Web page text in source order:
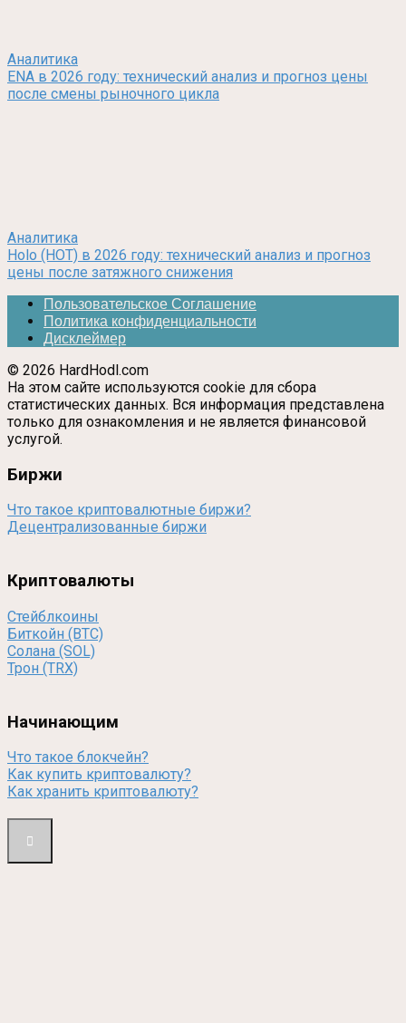
Аналитика
ENA в 2026 году: технический анализ и прогноз цены
после смены рыночного цикла
Аналитика
Holo (HOT) в 2026 году: технический анализ и прогноз
цены после затяжного снижения
Пользовательское Соглашение
Политика конфиденциальности
Дисклеймер
© 2026 HardHodl.com
На этом сайте используются cookie для сбора
статистических данных. Вся информация представлена
только для ознакомления и не является финансовой
услугой.
Биржи
Что такое криптовалютные биржи?
Децентрализованные биржи
Криптовалюты
Стейблкоины
Биткойн (BTC)
Солана (SOL)
Трон (TRX)
Начинающим
Что такое блокчейн?
Как купить криптовалюту?
Как хранить криптовалюту?